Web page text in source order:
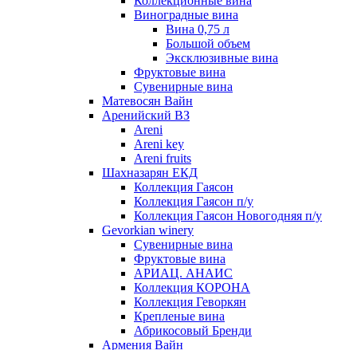
Виноградные вина
Вина 0,75 л
Большой объем
Эксклюзивные вина
Фруктовые вина
Cувенирные вина
Матевосян Вайн
Аренийский ВЗ
Areni
Areni key
Areni fruits
Шахназарян ЕКД
Коллекция Гаясон
Коллекция Гаясон п/у
Коллекция Гаясон Новогодняя п/у
Gevorkian winery
Сувенирные вина
Фруктовые вина
АРИАЦ. АНАИС
Коллекция КОРОНА
Коллекция Геворкян
Крепленые вина
Абрикосовый Бренди
Армения Вайн